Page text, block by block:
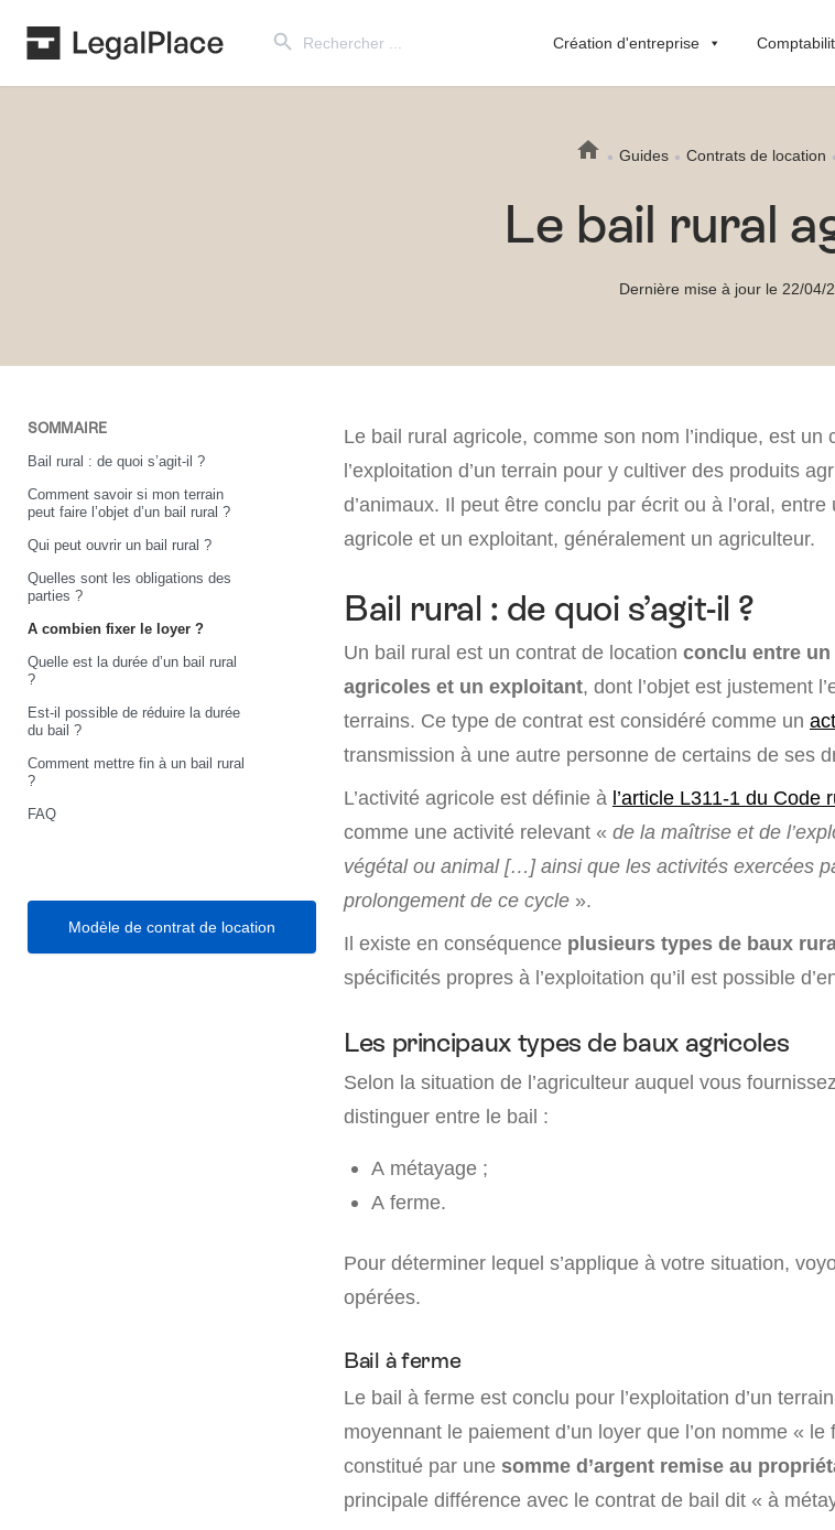
for:
Création d'entreprise
Guides Contrats de location
Le bail rural
Dernière mise à jour le 22/04/
SOMMAIRE
Bail rural : de quoi s’agit-il ?
Comment savoir si mon terrain
peut faire l’objet d’un bail rural ?
Qui peut ouvrir un bail rural ?
Quelles sont les obligations des
parties ?
A combien fixer le loyer ?
Quelle est la durée d’un bail rural
?
Est-il possible de réduire la durée
du bail ?
Comment mettre fin à un bail rural
?
FAQ
Modèle de contrat de location
Le bail rural agricole, comme son nom l’indique, est
l’exploitation d’un terrain pour y cultiver des produits
d’animaux. Il peut être conclu par écrit ou à l’oral,
agricole et un exploitant, généralement un agriculteur.
Bail rural : de quoi s’agit-il ?
Un bail rural est un contrat de location conclu entre
agricoles et un exploitant, dont l’objet est justement
terrains. Ce type de contrat est considéré comme un
transmission à une autre personne de certains de ses
L’activité agricole est définie à l’article L311-1 du Code
comme une activité relevant « de la maîtrise et de
végétal ou animal […] ainsi que les activités exercées
prolongement de ce cycle ».
Il existe en conséquence plusieurs types de baux
spécificités propres à l’exploitation qu’il est possible
Les principaux types de baux agricoles
Selon la situation de l’agriculteur auquel vous
distinguer entre le bail :
A métayage ;
A ferme.
Pour déterminer lequel s’applique à votre situation,
opérées.
Bail à ferme
Le bail à ferme est conclu pour l’exploitation d’un
moyennant le paiement d’un loyer que l’on nomme «
constitué par une somme d’argent remise au
principale différence avec le contrat de bail dit « à